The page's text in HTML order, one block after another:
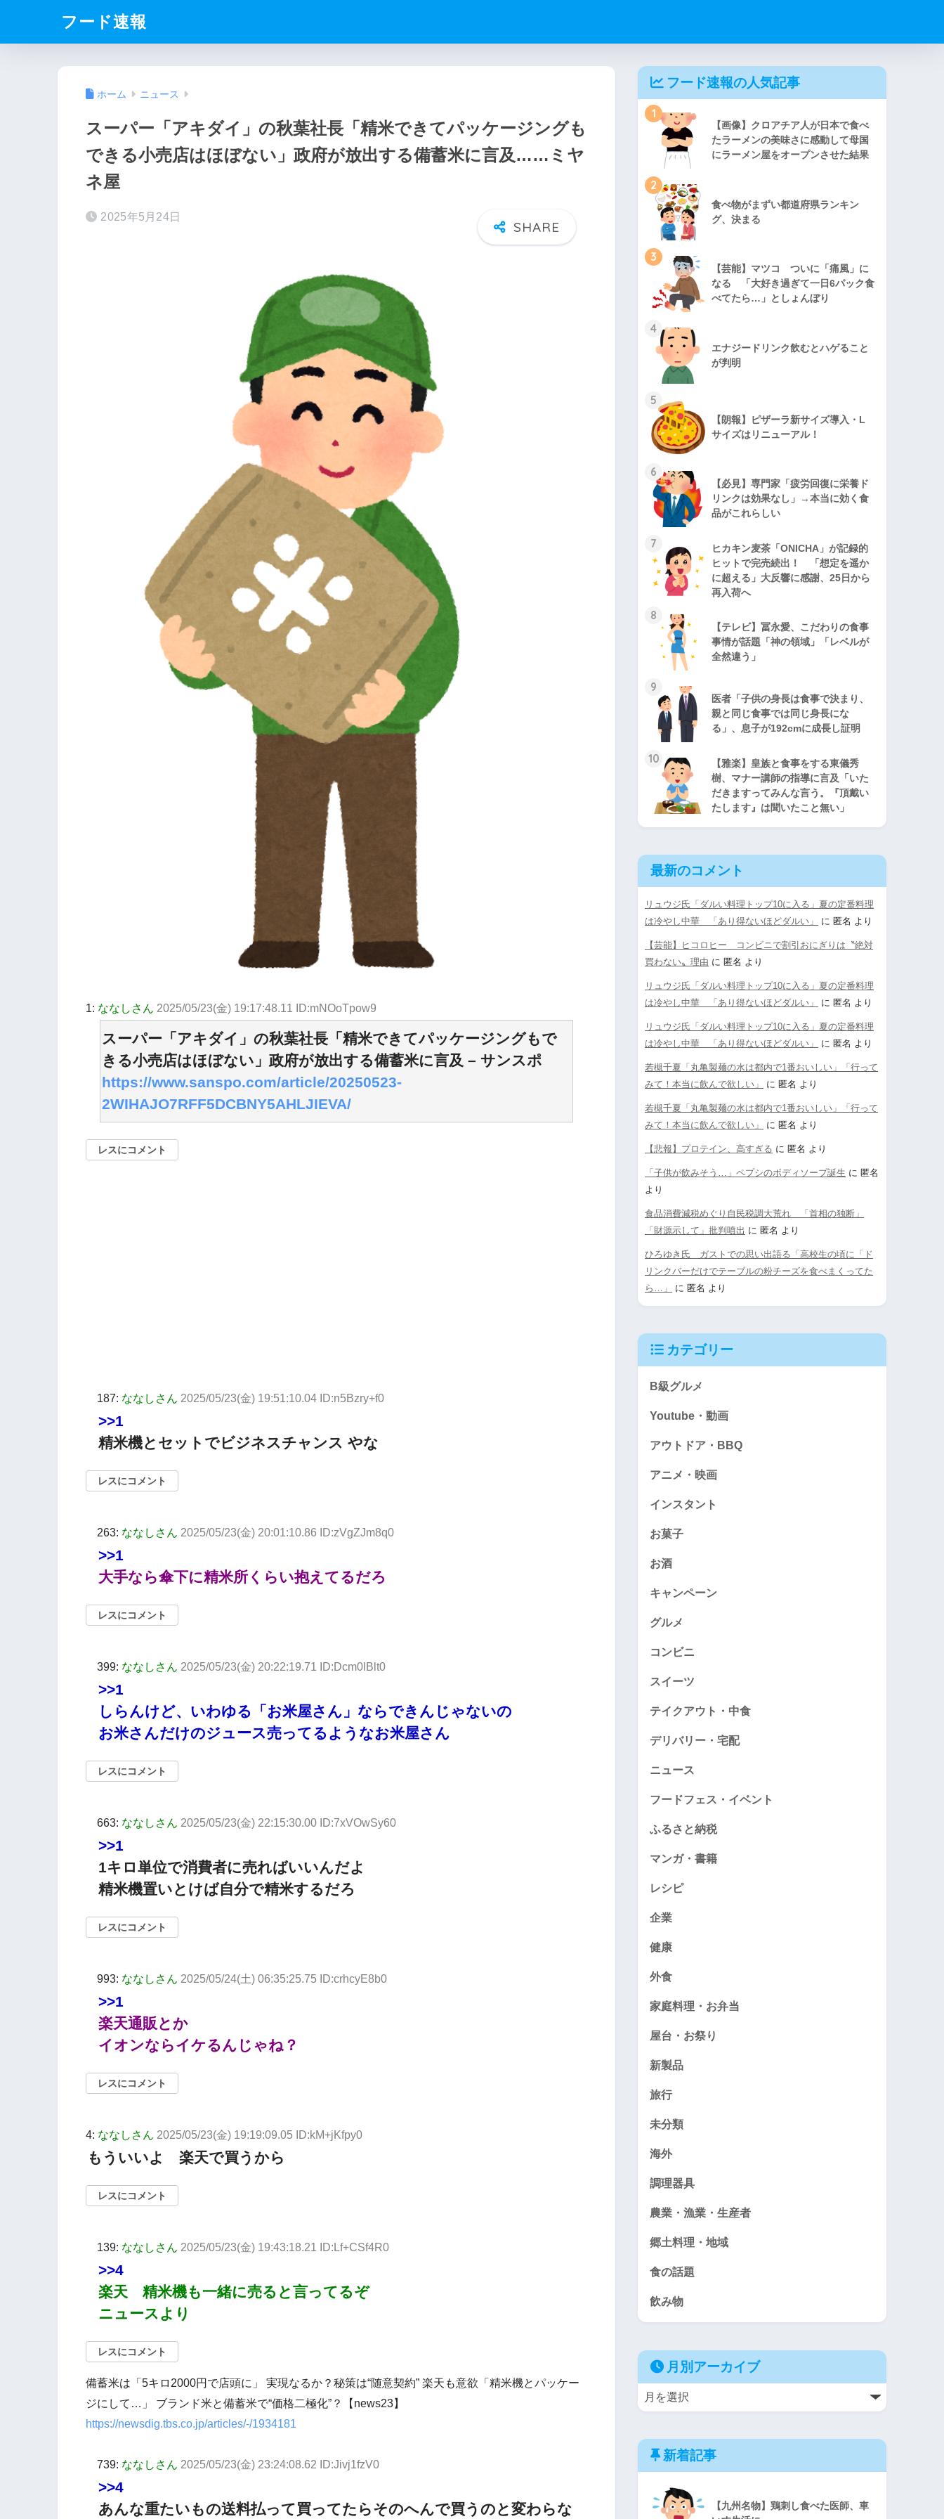
フード速報
ホーム ニュース
スーパー「アキダイ」の秋葉社長「精米できてパッケージングも
できる小売店はほぼない」政府が放出する備蓄米に言及……ミヤ
ネ屋
2025年5月24日
1: ななしさん 2025/05/23(金) 19:17:48.11 ID:mNOoTpow9
スーパー「アキダイ」の秋葉社長「精米できてパッケージングもで
きる小売店はほぼない」政府が放出する備蓄米に言及 – サンスポ
https://www.sanspo.com/article/20250523-
2WIHAJO7RFF5DCBNY5AHLJIEVA/
レスにコメント
187: ななしさん 2025/05/23(金) 19:51:10.04 ID:n5Bzry+f0
>>1
精米機とセットでビジネスチャンス やな
レスにコメント
263: ななしさん 2025/05/23(金) 20:01:10.86 ID:zVgZJm8q0
>>1
大手なら傘下に精米所くらい抱えてるだろ
レスにコメント
399: ななしさん 2025/05/23(金) 20:22:19.71 ID:Dcm0lBlt0
>>1
しらんけど、いわゆる「お米屋さん」ならできんじゃないの
お米さんだけのジュース売ってるようなお米屋さん
レスにコメント
663: ななしさん 2025/05/23(金) 22:15:30.00 ID:7xVOwSy60
>>1
1キロ単位で消費者に売ればいいんだよ
精米機置いとけば自分で精米するだろ
レスにコメント
993: ななしさん 2025/05/24(土) 06:35:25.75 ID:crhcyE8b0
>>1
楽天通販とか
イオンならイケるんじゃね？
レスにコメント
4: ななしさん 2025/05/23(金) 19:19:09.05 ID:kM+jKfpy0
もういいよ 楽天で買うから
レスにコメント
139: ななしさん 2025/05/23(金) 19:43:18.21 ID:Lf+CSf4R0
>>4
楽天 精米機も一緒に売ると言ってるぞ
ニュースより
レスにコメント
備蓄米は「5キロ2000円で店頭に」 実現なるか？秘策は“随意契約” 楽天も意欲「精米機とパッケー
ジにして…」 ブランド米と備蓄米で“価格二極化”？【news23】
https://newsdig.tbs.co.jp/articles/-/1934181
739: ななしさん 2025/05/23(金) 23:24:08.62 ID:Jivj1fzV0
>>4
あんな重たいもの送料払って買ってたらそのへんで買うのと変わらな
フード速報の人気記事
1
【画像】クロアチア人が日本で食べ
たラーメンの美味さに感動して母国
にラーメン屋をオープンさせた結果
2
食べ物がまずい都道府県ランキン
グ、決まる
3
【芸能】マツコ ついに「痛風」に
なる 「大好き過ぎて一日6パック食
べてたら…」としょんぼり
4
エナジードリンク飲むとハゲること
が判明
5
【朗報】ピザーラ新サイズ導入・L
サイズはリニューアル！
6
【必見】専門家「疲労回復に栄養ド
リンクは効果なし」→本当に効く食
品がこれらしい
7
ヒカキン麦茶「ONICHA」が記録的
ヒットで完売続出！ 「想定を遥か
に超える」大反響に感謝、25日から
再入荷へ
8
【テレビ】冨永愛、こだわりの食事
事情が話題「神の領域」「レベルが
全然違う」
9
医者「子供の身長は食事で決まり、
親と同じ食事では同じ身長にな
る」、息子が192cmに成長し証明
10
【雅楽】皇族と食事をする東儀秀
樹、マナー講師の指導に言及「いた
だきますってみんな言う。『頂戴い
たします』は聞いたこと無い」
最新のコメント
リュウジ氏「ダルい料理トップ10に入る」夏の定番料理
は冷やし中華 「あり得ないほどダルい」
に 匿名 より
【芸能】ヒコロヒー コンビニで割引おにぎりは〝絶対
買わない〟理由 に 匿名 より
リュウジ氏「ダルい料理トップ10に入る」夏の定番料理
は冷やし中華 「あり得ないほどダルい」
に 匿名 より
リュウジ氏「ダルい料理トップ10に入る」夏の定番料理
は冷やし中華 「あり得ないほどダルい」
に 匿名 より
若槻千夏「丸亀製麺の水は都内で1番おいしい」「行って
みて！本当に飲んで欲しい」
に 匿名 より
若槻千夏「丸亀製麺の水は都内で1番おいしい」「行って
みて！本当に飲んで欲しい」
に 匿名 より
【悲報】プロテイン、高すぎる に 匿名 より
「子供が飲みそう…」ペプシのボディソープ誕生 に 匿名
より
食品消費減税めぐり自民税調大荒れ 「首相の独断」
「財源示して」批判噴出 に 匿名 より
ひろゆき氏 ガストでの思い出語る「高校生の頃に「ド
リンクバーだけでテーブルの粉チーズを食べまくってた
ら…」
に 匿名 より
カテゴリー
B級グルメ
Youtube・動画
アウトドア・BBQ
アニメ・映画
インスタント
お菓子
お酒
キャンペーン
グルメ
コンビニ
スイーツ
テイクアウト・中食
デリバリー・宅配
ニュース
フードフェス・イベント
ふるさと納税
マンガ・書籍
レシピ
企業
健康
外食
家庭料理・お弁当
屋台・お祭り
新製品
旅行
未分類
海外
調理器具
農業・漁業・生産者
郷土料理・地域
食の話題
飲み物
月別アーカイブ
新着記事
【九州名物】鶏刺し食べた医師、車